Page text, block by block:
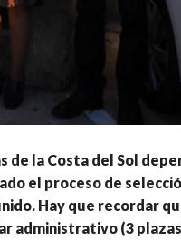
de la Costa del Sol
el proceso de
Hay que recordar
administrativo (3